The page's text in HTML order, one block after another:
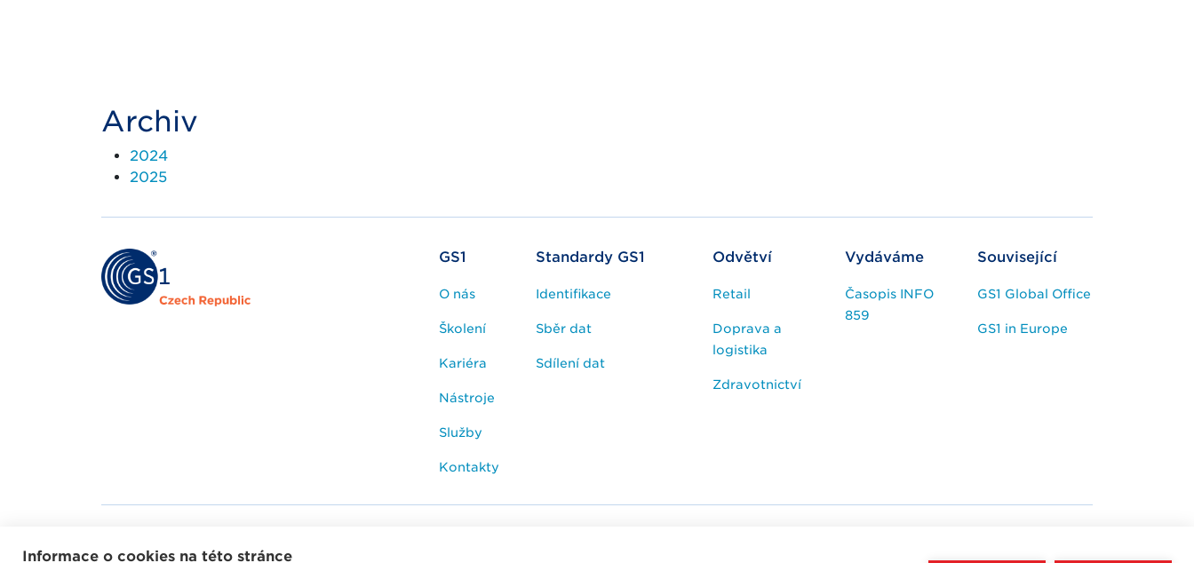
Archiv
2024
2025
GS1
O nás
Školení
Kariéra
Nástroje
Služby
Kontakty
Standardy GS1
Identifikace
Sběr dat
Sdílení dat
Odvětví
Retail
Doprava a
logistika
Zdravotnictví
Vydáváme
Časopis INFO
859
Související
GS1 Global Office
GS1 in Europe
Informace o cookies na této stránce